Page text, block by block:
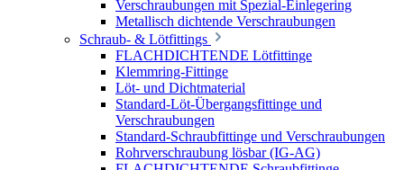
Verschraubungen mit Spezial-Einlegering
Metallisch dichtende Verschraubungen
Schraub- & Lötfittings
FLACHDICHTENDE Lötfittinge
Klemmring-Fittinge
Löt- und Dichtmaterial
Standard-Löt-Übergangsfittinge und
Verschraubungen
Standard-Schraubfittinge und Verschraubungen
Rohrverschraubung lösbar (IG-AG)